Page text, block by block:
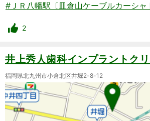
#ＪＲ八幡駅〔皿倉山ケーブルカーシャ
2
井上秀人歯科インプラントク
福岡県北九州市小倉北区井堀2-8-12